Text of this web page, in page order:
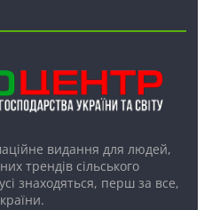
видання для людей,
трендів сільського
знаходяться, перш за все,